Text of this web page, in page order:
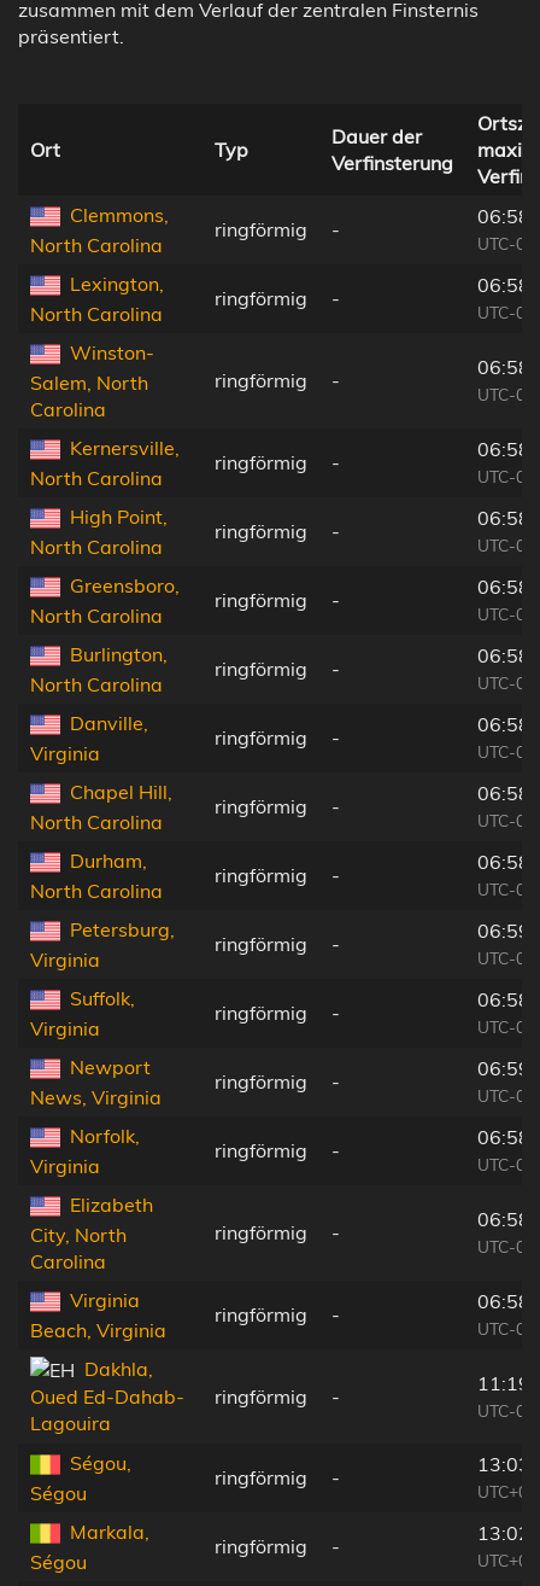
zusammen mit dem Verlauf der zentralen Finsternis
präsentiert.
Ort Typ
Dauer der
Verfinsterung
Clemmons,
North Carolina
ringförmig -
UTC-
Lexington,
North Carolina
ringförmig -
UTC-
Winston-
Salem, North
Carolina
ringförmig -
UTC-
Kernersville,
North Carolina
ringförmig -
UTC-
High Point,
North Carolina
ringförmig -
UTC-
Greensboro,
North Carolina
ringförmig -
UTC-
Burlington,
North Carolina
ringförmig -
UTC-
Danville,
Virginia
ringförmig -
UTC-
Chapel Hill,
North Carolina
ringförmig -
UTC-
Durham,
North Carolina
ringförmig -
UTC-
Petersburg,
Virginia
ringförmig -
UTC-
Suffolk,
Virginia
ringförmig -
UTC-
Newport
News, Virginia
ringförmig -
UTC-
Norfolk,
Virginia
ringförmig -
UTC-
Elizabeth
City, North
Carolina
ringförmig -
UTC-
Virginia
Beach, Virginia
ringförmig -
UTC-
Dakhla,
Oued Ed-Dahab-
Lagouira
ringförmig -
UTC-
Ségou,
Ségou
ringförmig -
Markala,
Ségou
ringförmig -